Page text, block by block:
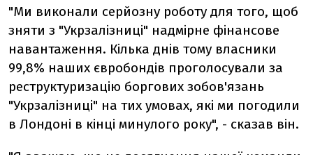
"Ми виконали серйозну роботу для того, щоб
зняти з "Укрзалізниці" надмірне фінансове
навантаження. Кілька днів тому власники
99,8% наших євробондів проголосували за
реструктуризацію боргових зобов'язань
"Укрзалізниці" на тих умовах, які ми погодили
в Лондоні в кінці минулого року", - сказав він.